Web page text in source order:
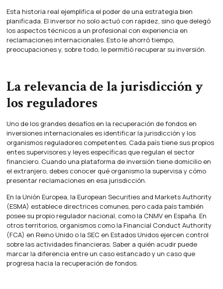
Esta historia real ejemplifica el poder de una estrategia bien
planificada. El inversor no solo actuó con rapidez, sino que delegó
los aspectos técnicos a un profesional con experiencia en
reclamaciones internacionales. Esto le ahorró tiempo,
preocupaciones y, sobre todo, le permitió recuperar su inversión.
La relevancia de la jurisdicción y
los reguladores
Uno de los grandes desafíos en la recuperación de fondos en
inversiones internacionales es identificar la jurisdicción y los
organismos reguladores competentes. Cada país tiene sus propios
entes supervisores y leyes específicas que regulan el sector
financiero. Cuando una plataforma de inversión tiene domicilio en
el extranjero, debes conocer qué organismo la supervisa y cómo
presentar reclamaciones en esa jurisdicción.
En la Unión Europea, la European Securities and Markets Authority
(ESMA) establece directrices comunes, pero cada país también
posee su propio regulador nacional, como la CNMV en España. En
otros territorios, organismos como la Financial Conduct Authority
(FCA) en Reino Unido o la SEC en Estados Unidos ejercen control
sobre las actividades financieras. Saber a quién acudir puede
marcar la diferencia entre un caso estancado y un caso que
progresa hacia la recuperación de fondos.